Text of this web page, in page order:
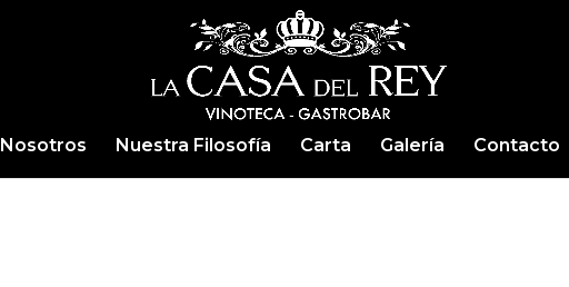
Nosotros Nuestra Filosofía Carta Galería Contacto